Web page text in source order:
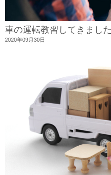
車の運転教習してきました
2020年09月30日